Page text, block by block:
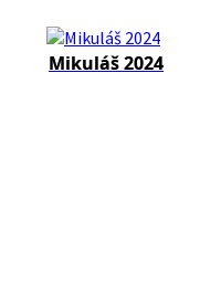
Mikuláš 2024